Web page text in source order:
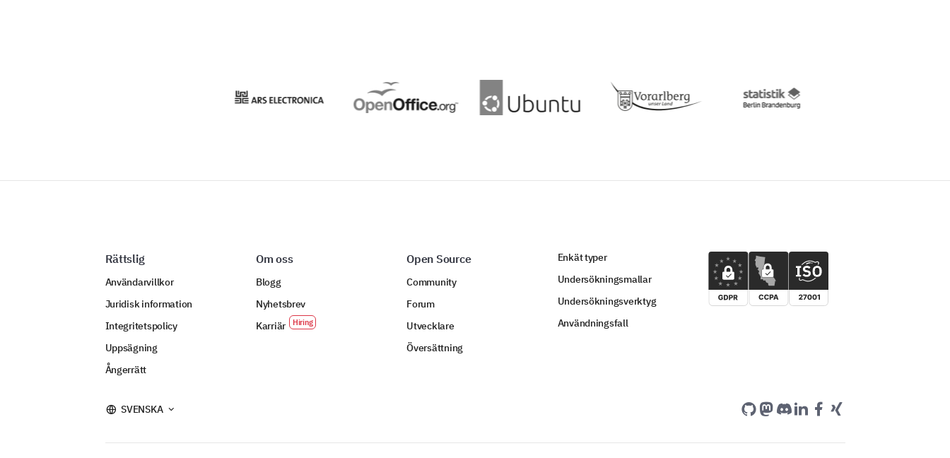
Rättslig
Användarvillkor
Juridisk information
Integritetspolicy
Uppsägning
Ångerrätt
Om oss
Blogg
Nyhetsbrev
Karriär
Open Source
Community
Forum
Utvecklare
Översättning
Enkät typer
Undersökningsmallar
Undersökningsverktyg
Användningsfall
SVENSKA